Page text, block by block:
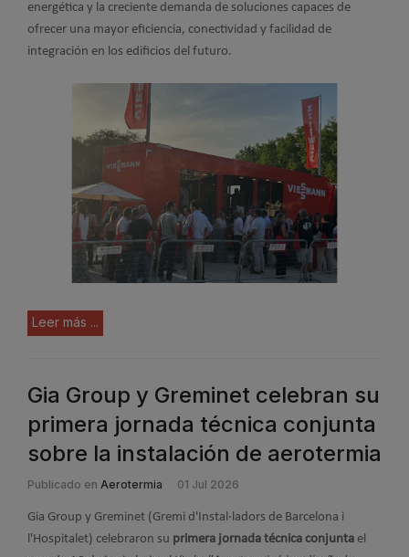
energética y la creciente demanda de soluciones capaces de
ofrecer una mayor eficiencia, conectividad y facilidad de
integración en los edificios del futuro.
Leer más ...
Gia Group y Greminet celebran su
primera jornada técnica conjunta
sobre la instalación de aerotermia
Publicado en Aerotermia 01 Jul 2026
Gia Group y Greminet (Gremi d'Instal·ladors de Barcelona i
l'Hospitalet) celebraron su primera jornada técnica conjunta el